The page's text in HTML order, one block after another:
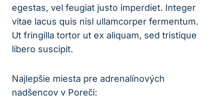
egestas, vel feugiat justo imperdiet. Integer
vitae lacus quis nisl ullamcorper fermentum.
Ut fringilla tortor ut ex aliquam, sed tristique
libero suscipit.
Najlepšie miesta pre adrenalínových
nadšencov v Poreči: